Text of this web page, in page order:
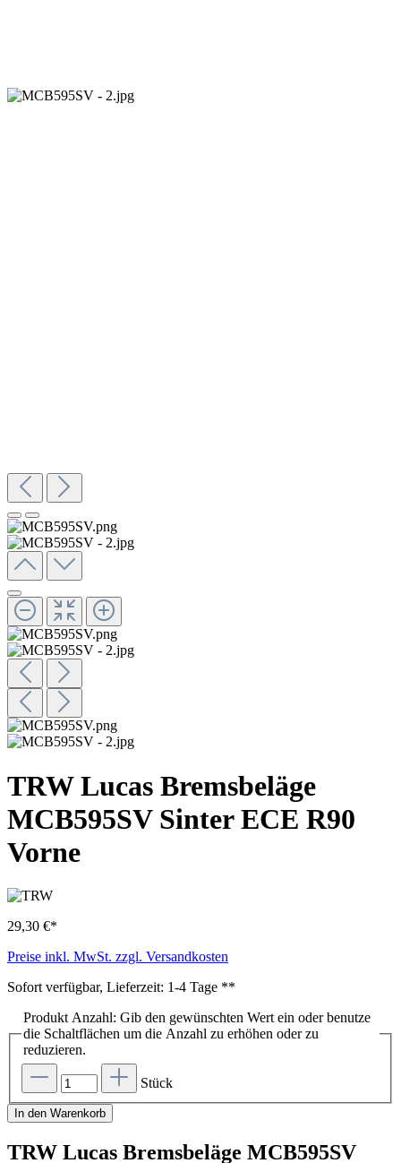
TRW Lucas Bremsbeläge
MCB595SV Sinter ECE R90
Vorne
29,30 €*
Preise inkl. MwSt. zzgl. Versandkosten
Sofort verfügbar, Lieferzeit: 1-4 Tage **
Produkt Anzahl: Gib den gewünschten Wert ein oder benutze
die Schaltflächen um die Anzahl zu erhöhen oder zu
reduzieren.
Stück
In den Warenkorb
TRW Lucas Bremsbeläge MCB595SV